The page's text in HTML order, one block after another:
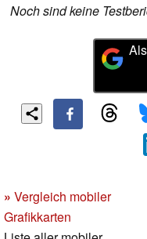
Noch sind keine
» Vergleich mobiler
Grafikkarten